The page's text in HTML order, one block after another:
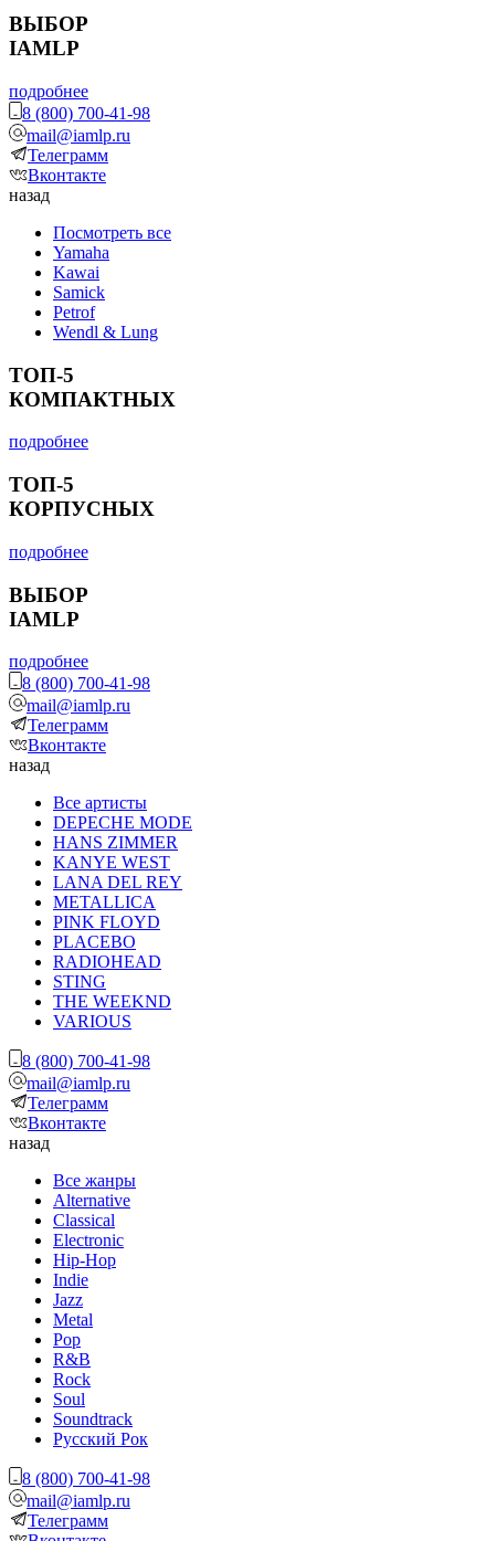
ВЫБОР
IAMLP
подробнее
8 (800) 700-41-98
mail@iamlp.ru
Телеграмм
Вконтакте
назад
Посмотреть все
Yamaha
Kawai
Samick
Petrof
Wendl & Lung
ТОП-5
КОМПАКТНЫХ
подробнее
ТОП-5
КОРПУСНЫХ
подробнее
ВЫБОР
IAMLP
подробнее
8 (800) 700-41-98
mail@iamlp.ru
Телеграмм
Вконтакте
назад
Все артисты
DEPECHE MODE
HANS ZIMMER
KANYE WEST
LANA DEL REY
METALLICA
PINK FLOYD
PLACEBO
RADIOHEAD
STING
THE WEEKND
VARIOUS
8 (800) 700-41-98
mail@iamlp.ru
Телеграмм
Вконтакте
назад
Все жанры
Alternative
Classical
Electronic
Hip-Hop
Indie
Jazz
Metal
Pop
R&B
Rock
Soul
Soundtrack
Русский Рок
8 (800) 700-41-98
mail@iamlp.ru
Телеграмм